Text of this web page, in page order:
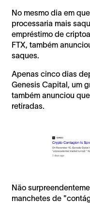
No mesmo dia em
processaria mais
empréstimo de
FTX, também
saques.
Apenas cinco dias
Genesis Capital, um
também anunciou
retiradas.
Não
manchetes de